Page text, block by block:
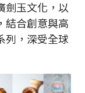
劍玉文化，以
結合創意與高
列，深受全球